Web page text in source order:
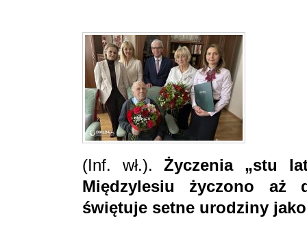
(Inf. wł.). Życzenia „stu
Międzylesiu życzono aż
świętuje setne urodziny